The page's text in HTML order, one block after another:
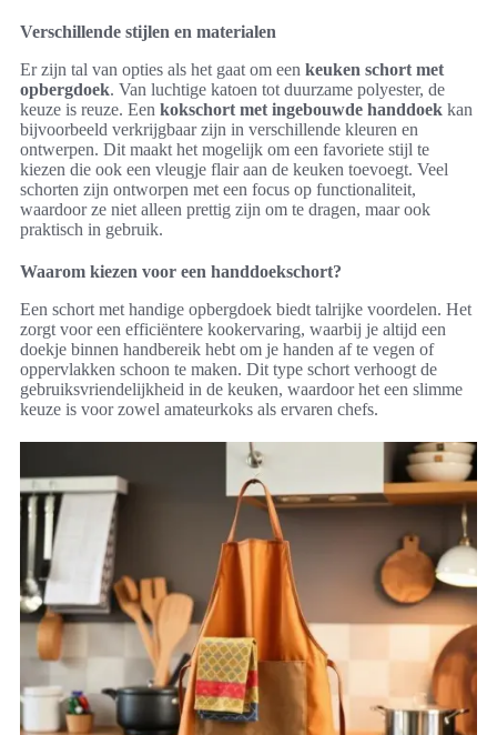
Verschillende stijlen en materialen
Er zijn tal van opties als het gaat om een keuken schort met
opbergdoek. Van luchtige katoen tot duurzame polyester, de
keuze is reuze. Een kokschort met ingebouwde handdoek kan
bijvoorbeeld verkrijgbaar zijn in verschillende kleuren en
ontwerpen. Dit maakt het mogelijk om een favoriete stijl te
kiezen die ook een vleugje flair aan de keuken toevoegt. Veel
schorten zijn ontworpen met een focus op functionaliteit,
waardoor ze niet alleen prettig zijn om te dragen, maar ook
praktisch in gebruik.
Waarom kiezen voor een handdoekschort?
Een schort met handige opbergdoek biedt talrijke voordelen. Het
zorgt voor een efficiëntere kookervaring, waarbij je altijd een
doekje binnen handbereik hebt om je handen af te vegen of
oppervlakken schoon te maken. Dit type schort verhoogt de
gebruiksvriendelijkheid in de keuken, waardoor het een slimme
keuze is voor zowel amateurkoks als ervaren chefs.